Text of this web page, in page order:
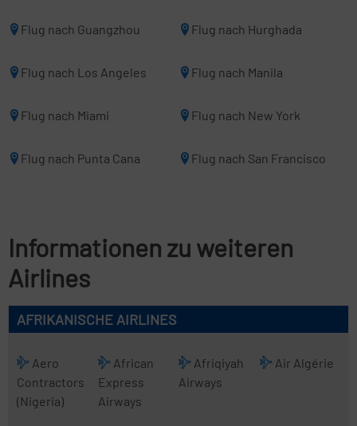
Flug nach Guangzhou Flug nach Hurghada
Flug nach Los Angeles Flug nach Manila
Flug nach Miami Flug nach New York
Flug nach Punta Cana Flug nach San Francisco
Informationen zu weiteren
Airlines
AFRIKANISCHE AIRLINES
Aero
Contractors
(Nigeria)
African
Express
Airways
Afriqiyah
Airways
Air Algérie